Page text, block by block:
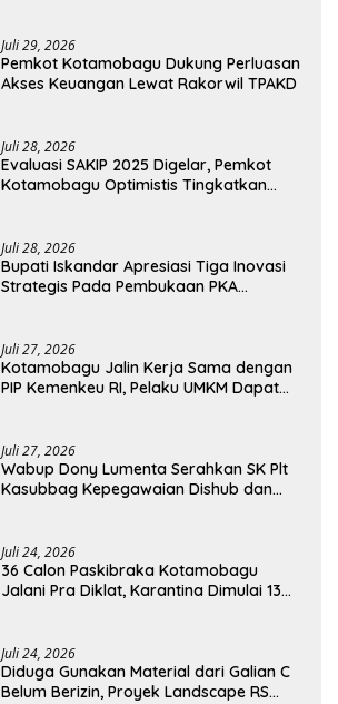
Juli 29, 2026
Pemkot Kotamobagu Dukung Perluasan
Akses Keuangan Lewat Rakorwil TPAKD
Juli 28, 2026
Evaluasi SAKIP 2025 Digelar, Pemkot
Kotamobagu Optimistis Tingkatkan
Juli 28, 2026
Bupati Iskandar Apresiasi Tiga Inovasi
Strategis Pada Pembukaan PKA
Juli 27, 2026
Kotamobagu Jalin Kerja Sama dengan
PIP Kemenkeu RI, Pelaku UMKM Dapat
Juli 27, 2026
Wabup Dony Lumenta Serahkan SK Plt
Kasubbag Kepegawaian Dishub dan
Juli 24, 2026
36 Calon Paskibraka Kotamobagu
Jalani Pra Diklat, Karantina Dimulai 13
Juli 24, 2026
Diduga Gunakan Material dari Galian C
Belum Berizin, Proyek Landscape RS